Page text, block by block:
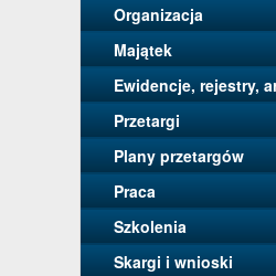
Organizacja
Majątek
Ewidencje, rejestry,
Przetargi
Plany przetargów
Praca
Szkolenia
Skargi i wnioski